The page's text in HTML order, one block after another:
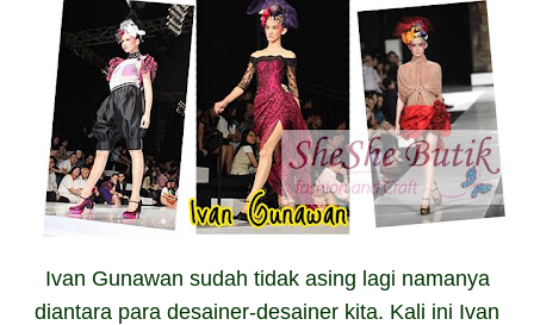
Ivan Gunawan sudah tidak asing lagi namanya
diantara para desainer-desainer kita. Kali ini Ivan